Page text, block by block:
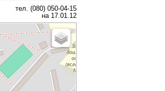
тел. (080) 050-04-15
на 17.01.12